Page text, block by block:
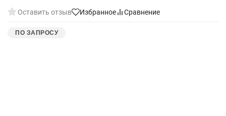
Оставить отзыв Избранное Сравнение
ПО ЗАПРОСУ